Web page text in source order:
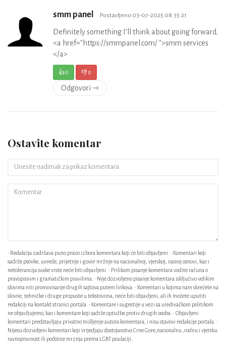
smm panel Postavljeno 03-07-2025 08:35:21
Definitely something I’ll think about going forward.
<a href="https://smmpanel.com/ ">smm services
</a>
👍0 👎0
Odgovori ⇾
Ostavite komentar
• Redakcija zadržava puno pravo izbora komentara koji će biti objavljeni. • Komentari koji
sadrže psovke, uvrede, prijetnje i govor mržnje na nacionalnoj, vjerskoj, rasnoj osnovi, kao i
netolerancija svake vrste neće biti objavljeni. • Prilikom pisanje komentara vodite računa o
pravopisnim i gramatičkim pravilima. • Nije dozvoljeno pisanje komentara isključivo velikim
slovima niti promovisanje drugih sajtova putem linkova. • Komentari u kojima nam skrećete na
slovne, tehničke i druge propuste u tekstovima, neće biti objavljeni, ali ih možete uputiti
redakciji na kontakt stranici portala. • Komentare i sugestije u vezi sa uređivačkom politikom
ne objavljujemo, kao i komentare koji sadrže optužbe protiv drugih osoba. • Objavljeni
komentari predstavljaju privatno mišljenje autora komentara, i nisu stavovi redakcije portala. •
Nijesu dozvoljeni komentari koji vrijedjaju dostojanstvo Crne Gore,nacionalnu ,rodnu i vjersku
ravnopravnost ili podstice mrznja prema LGBT poulaciji.